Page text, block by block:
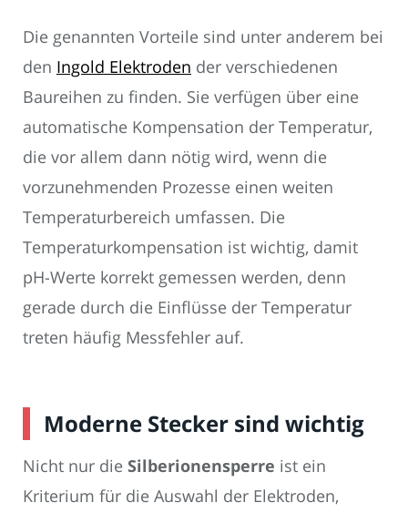
Die genannten Vorteile sind unter anderem bei
den Ingold Elektroden der verschiedenen
Baureihen zu finden. Sie verfügen über eine
automatische Kompensation der Temperatur,
die vor allem dann nötig wird, wenn die
vorzunehmenden Prozesse einen weiten
Temperaturbereich umfassen. Die
Temperaturkompensation ist wichtig, damit
pH-Werte korrekt gemessen werden, denn
gerade durch die Einflüsse der Temperatur
treten häufig Messfehler auf.
Moderne Stecker sind wichtig
Nicht nur die Silberionensperre ist ein
Kriterium für die Auswahl der Elektroden,